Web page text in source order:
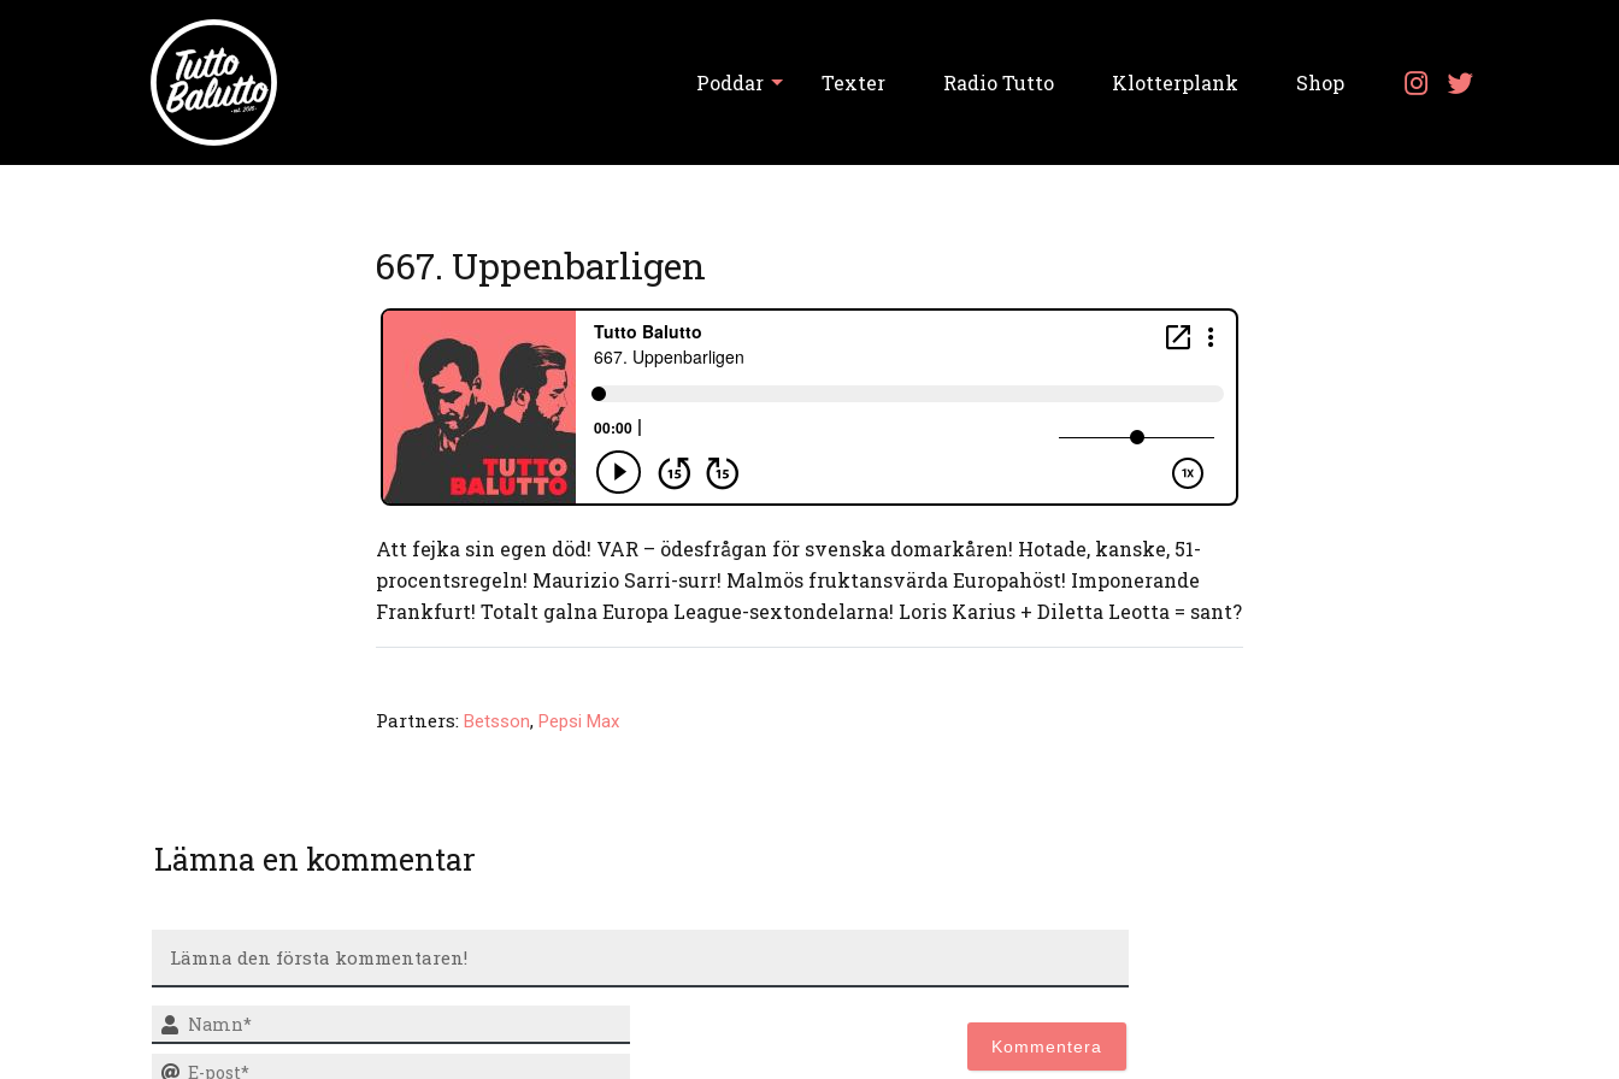
Poddar
Never Forget
Texter Radio Tutto Klotterplank Shop
667. Uppenbarligen
Att fejka sin egen död! VAR – ödesfrågan för svenska domarkåren! Hotade, kanske, 51-
procentsregeln! Maurizio Sarri-surr! Malmös fruktansvärda Europahöst! Imponerande
Frankfurt! Totalt galna Europa League-sextondelarna! Loris Karius + Diletta Leotta = sant?
Partners: Betsson, Pepsi Max
Lämna en kommentar